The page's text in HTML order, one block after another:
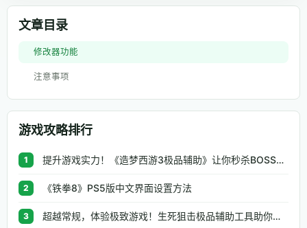
文章目录
修改器功能
注意事项
游戏攻略排行
1 提升游戏实力！《造梦西游3极品辅助》让你秒杀BOSS、逆天属性一键修改
2 《铁拳8》PS5版中文界面设置方法
3 超越常规，体验极致游戏！生死狙击极品辅助工具助你无往不利